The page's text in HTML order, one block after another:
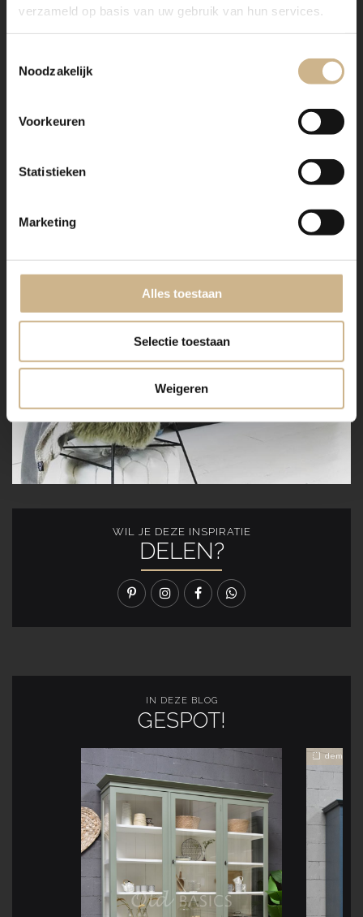
verzameld op basis van uw gebruik van hun services.
Noodzakelijk
Voorkeuren
Statistieken
Marketing
Alles toestaan
Selectie toestaan
Weigeren
WIL JE DEZE INSPIRATIE
DELEN?
IN DEZE BLOG
GESPOT!